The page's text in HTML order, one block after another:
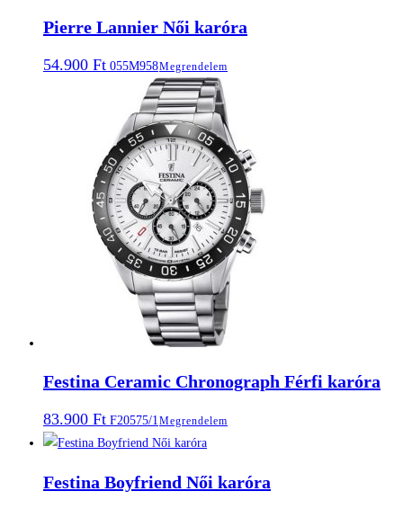
Pierre Lannier Női karóra
54.900 Ft 055M958Megrendelem
Festina Ceramic Chronograph Férfi karóra
83.900 Ft F20575/1 Megrendelem
Festina Boyfriend Női karóra